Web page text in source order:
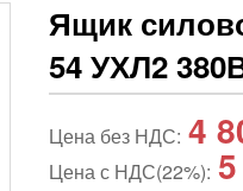
Ящик
54 УХЛ2
Цена без НДС: 4
Цена с НДС(22%):